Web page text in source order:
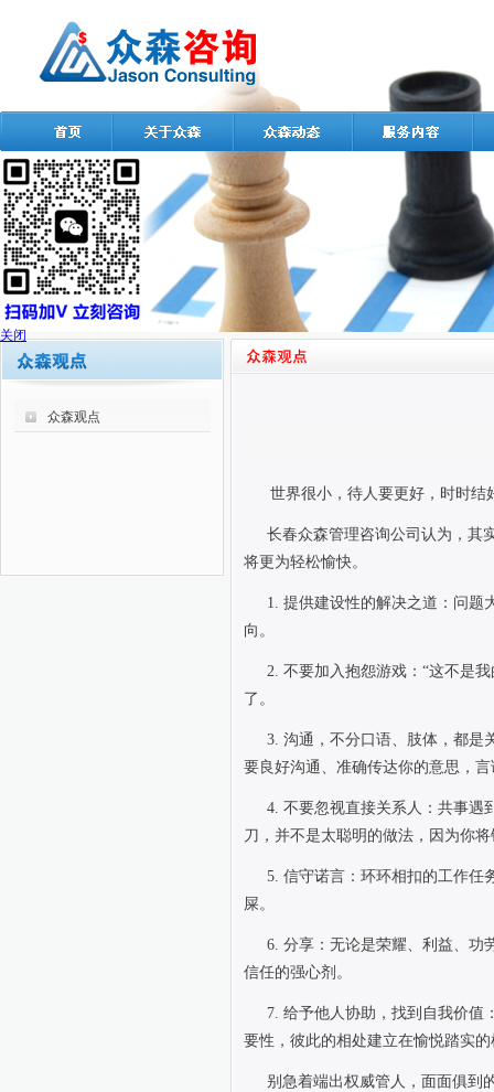
众森观点
世界很小，待人要更好，时时结
长春众森管理咨询公司认为，其
将更为轻松愉快。
1. 提供建设性的解决之道：问题
向。
2. 不要加入抱怨游戏：“这不是
了。
3. 沟通，不分口语、肢体，都是
要良好沟通、准确传达你的意思，
4. 不要忽视直接关系人：共事遇
刀，并不是太聪明的做法，因为你
5. 信守诺言：环环相扣的工作任
屎。
6. 分享：无论是荣耀、利益、功
信任的强心剂。
7. 给予他人协助，找到自我价值
要性，彼此的相处建立在愉悦踏实
别急着端出权威管人，面面俱到
关闭